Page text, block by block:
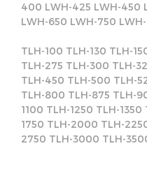
400 LWH-425 LWH-450
LWH-650 LWH-750
TLH-100 TLH-130 TLH-
TLH-275 TLH-300 TLH-
TLH-450 TLH-500 TLH-
TLH-800 TLH-875 TLH-
1100 TLH-1250 TLH-
1750 TLH-2000 TLH-
2750 TLH-3000 TLH-